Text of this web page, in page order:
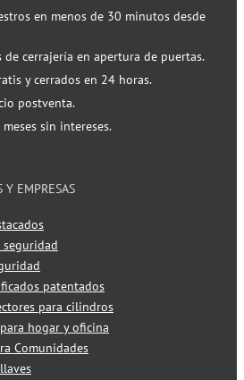
en menos de 30 minutos desde
de cerrajería en apertura de puertas.
y cerrados en 24 horas.
postventa.
sin intereses.
Y EMPRESAS
seguridad
patentados
para cilindros
hogar y oficina
Comunidades